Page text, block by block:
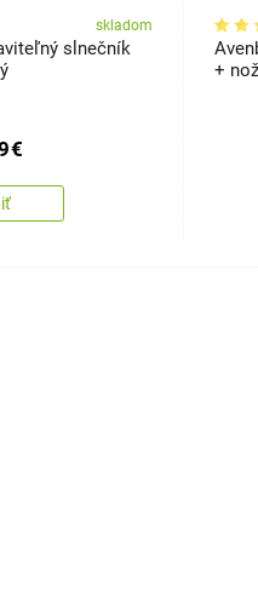
skladom
slnečník
€
+